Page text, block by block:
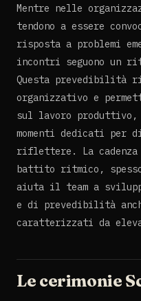
Mentre nelle
tendono a essere
risposta a problemi
incontri seguono un
Questa prevedibilità
organizzativo e
sul lavoro produttivo,
momenti dedicati per
riflettere. La
battito ritmico, spesso
aiuta il team a
e di prevedibilità
caratterizzati da
Le cerimonie